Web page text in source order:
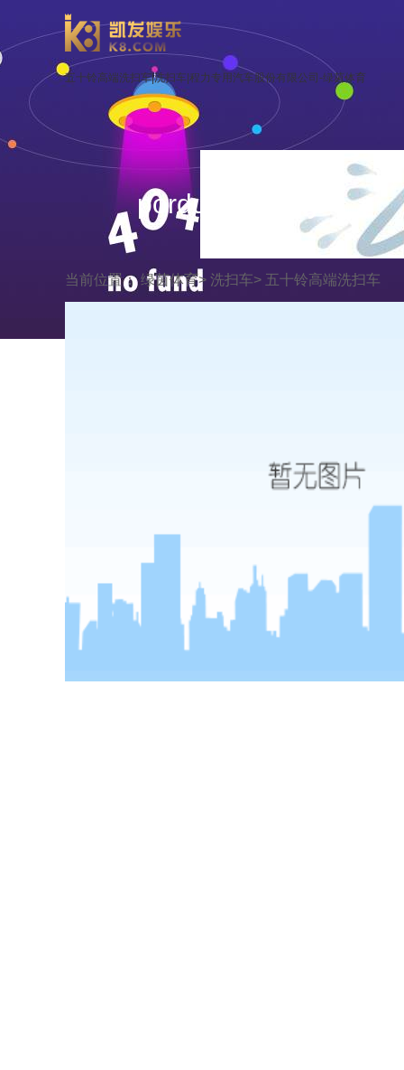
五十铃高端洗扫车|洗扫车|程力专用汽车股份有限公司-绿茵体育
porduct display
当前位置：绿茵体育> 洗扫车> 五十铃高端洗扫车